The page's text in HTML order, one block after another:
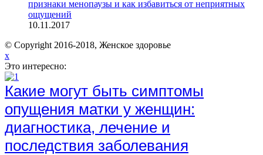
признаки менопаузы и как избавиться от неприятных
ощущений
10.11.2017
© Copyright 2016-2018, Женское здоровье
x
Это интересно:
Какие могут быть симптомы
опущения матки у женщин:
диагностика, лечение и
последствия заболевания